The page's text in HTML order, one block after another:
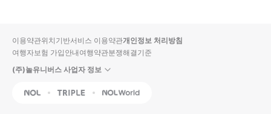
이용약관위치기반서비스 이용약관개인정보 처리방침
여행자보험 가입안내여행약관분쟁해결기준
(주)놀유니버스 사업자 정보
NOL Triple Interpark Global